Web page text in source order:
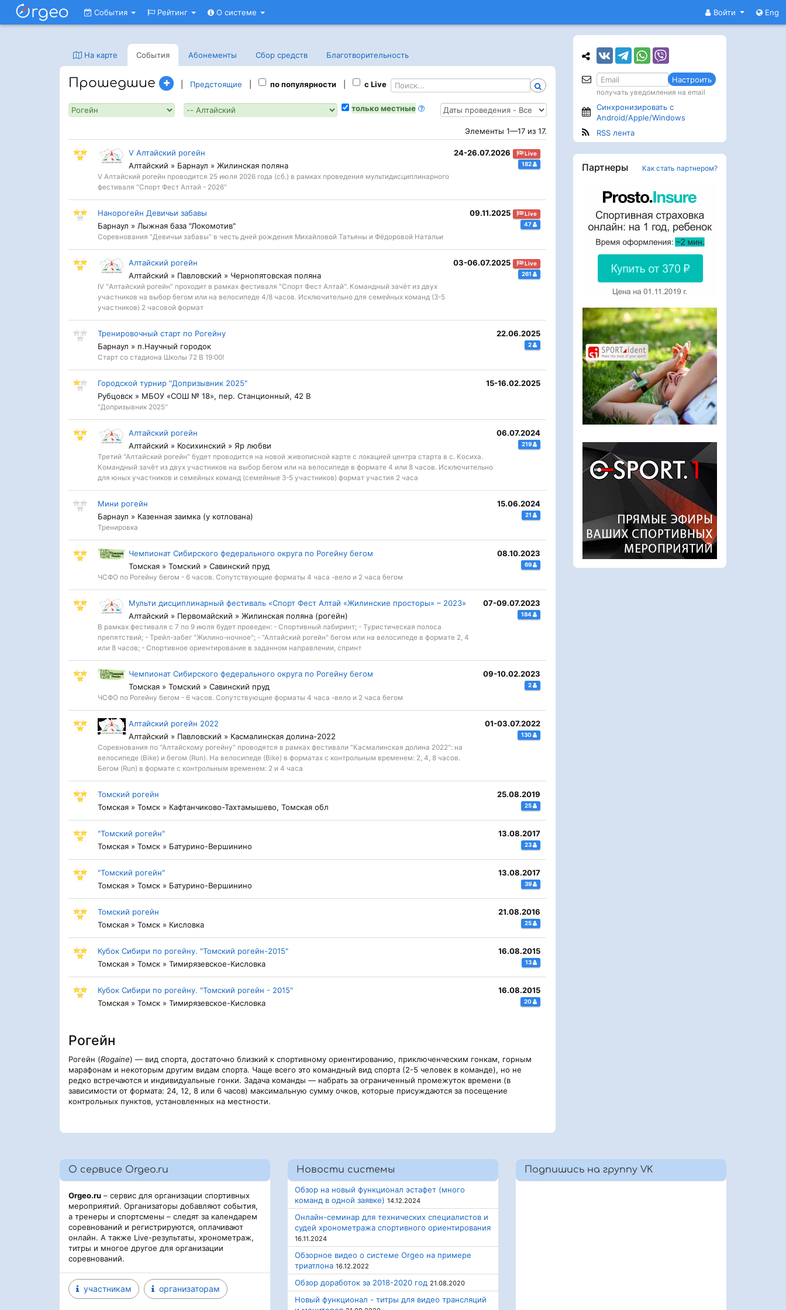
Войти Eng
События Рейтинг О системе
На карте События Абонементы Сбор средств Благотворительность
Прошедшие Предстоящие по популярности с Live
только местные
Элементы 1—17 из 17.
V Алтайский рогейн
Алтайский » Барнаул » Жилинская поляна
V Алтайский рогейн проводится 25 июля 2026 года (сб.) в рамках проведения мультидисциплинарного
фестиваля "Спорт Фест Алтай - 2026"
24-26.07.2026
Live
182
Нанорогейн Девичьи забавы
Барнаул » Лыжная база "Локомотив"
Соревнования "Девичьи забавы" в честь дней рождения Михайловой Татьяны и Фёдоровой Натальи
09.11.2025
Live
47
Алтайский рогейн
Алтайский » Павловский » Чернопятовская поляна
IV "Алтайский рогейн" проходит в рамках фестиваля "Спорт Фест Алтай". Командный зачёт из двух
участников на выбор бегом или на велосипеде 4/8 часов. Исключительно для семейных команд (3-5
участников) 2 часовой формат
03-06.07.2025
Live
261
Тренировочный старт по Рогейну
Барнаул » п.Научный городок
Старт со стадиона Школы 72 В 19:00!
22.06.2025
2
Городской турнир "Допризывник 2025"
Рубцовск » МБОУ «СОШ № 18», пер. Станционный, 42 В
"Допризывник 2025"
15-16.02.2025
Алтайский рогейн
Алтайский » Косихинский » Яр любви
Третий "Алтайский рогейн" будет проводится на новой живописной карте с локацией центра старта в с. Косиха.
Командный зачёт из двух участников на выбор бегом или на велосипеде в формате 4 или 8 часов. Исключительно
для юных участников и семейных команд (семейные 3-5 участников) формат участия 2 часа
06.07.2024
219
Мини рогейн
Барнаул » Казенная заимка (у котлована)
Тренировка
15.06.2024
21
Чемпионат Сибирского федерального округа по Рогейну бегом
Томская » Томский » Савинский пруд
ЧСФО по Рогейну бегом - 6 часов. Сопутствующие форматы 4 часа -вело и 2 часа бегом
08.10.2023
69
Мульти дисциплинарный фестиваль «Спорт Фест Алтай «Жилинские просторы» – 2023»
Алтайский » Первомайский » Жилинская поляна (рогейн)
В рамках фестиваля с 7 по 9 июля будет проведен: - Спортивный лабиринт; - Туристическая полоса
препятствий; - Трейл-забег "Жилино-ночное"; - "Алтайский рогейн" бегом или на велосипеде в формате 2, 4
или 8 часов; - Спортивное ориентирование в заданном направлении, спринт
07-09.07.2023
184
Чемпионат Сибирского федерального округа по Рогейну бегом
Томская » Томский » Савинский пруд
ЧСФО по Рогейну бегом - 6 часов. Сопутствующие форматы 4 часа -вело и 2 часа бегом
09-10.02.2023
2
Алтайский рогейн 2022
Алтайский » Павловский » Касмалинская долина-2022
Соревнования по "Алтайскому рогейну" проводятся в рамках фестивали "Касмалинская долина 2022": на
велосипеде (Bike) и бегом (Run). На велосипеде (Bike) в форматах с контрольным временем: 2, 4, 8 часов.
Бегом (Run) в формате с контрольным временем: 2 и 4 часа
01-03.07.2022
130
Томский рогейн
Томская » Томск » Кафтанчиково-Тахтамышево, Томская обл
25.08.2019
25
"Томский рогейн"
Томская » Томск » Батурино-Вершинино
13.08.2017
23
"Томский рогейн"
Томская » Томск » Батурино-Вершинино
13.08.2017
39
Томский рогейн
Томская » Томск » Кисловка
21.08.2016
25
Кубок Сибири по рогейну. "Томский рогейн-2015"
Томская » Томск » Тимирязевское-Кисловка
16.08.2015
13
Кубок Сибири по рогейну. "Томский рогейн - 2015"
Томская » Томск » Тимирязевское-Кисловка
16.08.2015
20
Рогейн
Рогейн (Rogaine) — вид спорта, достаточно близкий к спортивному ориентированию, приключенческим гонкам, горным
марафонам и некоторым другим видам спорта. Чаще всего это командный вид спорта (2-5 человек в команде), но не
редко встречаются и индивидуальные гонки. Задача команды — набрать за ограниченный промежуток времени (в
зависимости от формата: 24, 12, 8 или 6 часов) максимальную сумму очков, которые присуждаются за посещение
контрольных пунктов, установленных на местности.
Настроить
получать уведомления на email
Синхронизировать с
Android/Apple/Windows
RSS лента
Партнеры Как стать партнером?
О сервисе Orgeo.ru
Orgeo.ru – сервис для организации спортивных
мероприятий. Организаторы добавляют события,
а тренеры и спортсмены – следят за календарем
соревнований и регистрируются, оплачивают
онлайн. А также Live-результаты, хронометраж,
титры и многое другое для организации
соревнований.
участникам организаторам
Новости системы
Обзор на новый функционал эстафет (много
команд в одной заявке) 14.12.2024
Онлайн-семинар для технических специалистов и
судей хронометража спортивного ориентирования
16.11.2024
Обзорное видео о системе Orgeo на примере
триатлона 16.12.2022
Обзор доработок за 2018-2020 год 21.08.2020
Новый функционал - титры для видео трансляций
Подпишись на группу VK